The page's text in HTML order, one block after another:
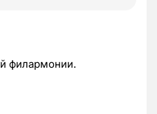
филармонии.